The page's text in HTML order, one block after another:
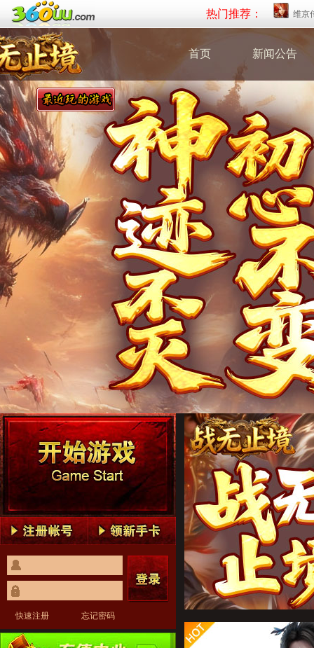
热门推荐： 维京
首页 新闻公告
快速注册 忘记密码
战无止境1
战无止境1
战无止境2
战无止境2
战无止境3
战无止境3
战无止境4
战无止境4
战无止境5
战无止境5